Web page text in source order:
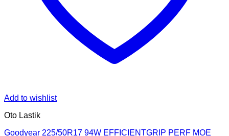
Add to wishlist
Oto Lastik
Goodyear 225/50R17 94W EFFICIENTGRIP PERF MOE